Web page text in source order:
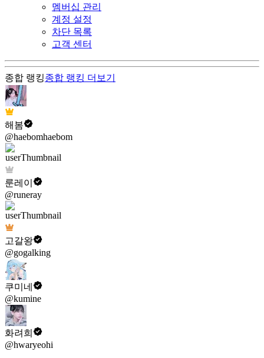
멤버십 관리
계정 설정
차단 목록
고객 센터
종합 랭킹종합 랭킹 더보기
해봄
@haebomhaebom
룬레이
@runeray
고갈왕
@gogalking
쿠미네
@kumine
화려희
@hwaryeohi